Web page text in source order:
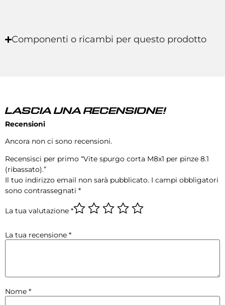
Componenti o ricambi per questo prodotto
LASCIA UNA RECENSIONE!
Recensioni
Ancora non ci sono recensioni.
Recensisci per primo “Vite spurgo corta M8x1 per pinze 8.1
(ribassato).”
Il tuo indirizzo email non sarà pubblicato. I campi obbligatori
sono contrassegnati *
La tua valutazione *
La tua recensione *
Nome *